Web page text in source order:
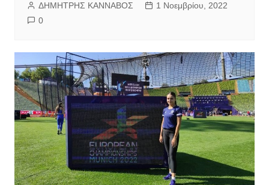
ΔΗΜΗΤΡΗΣ ΚΑΝΝΑΒΟΣ
1 Νοεμβρίου, 2022
0